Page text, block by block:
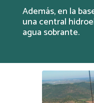
Además, en la
una central
agua sobrante.